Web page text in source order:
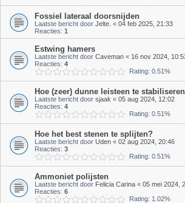
Fossiel lateraal doorsnijden
Laatste bericht door Jelte. « 04 feb 2025, 21:33
Reacties: 1
Estwing hamers
Laatste bericht door Caveman « 16 nov 2024,
Reacties: 4
Rating: 0.51%
Hoe (zeer) dunne leisteen te
Laatste bericht door sjaak « 05 aug 2024, 12:02
Reacties: 4
Rating: 0.51%
Hoe het best stenen te splijten?
Laatste bericht door Uden « 02 aug 2024, 20:46
Reacties: 3
Rating: 0.51%
Ammoniet polijsten
Laatste bericht door Felicia Carina « 05 mei 2024,
Reacties: 6
Rating: 1.02%